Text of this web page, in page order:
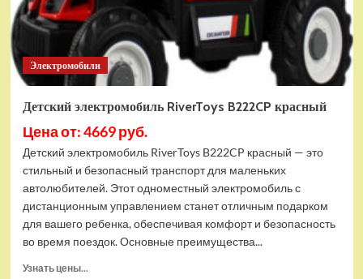
Электромобили
Детский электромобиль RiverToys B222CP красный
Цена от: 4669 руб.
Детский электромобиль RiverToys B222CP красный — это
стильный и безопасный транспорт для маленьких
автолюбителей. Этот одноместный электромобиль с
дистанционным управлением станет отличным подарком
для вашего ребенка, обеспечивая комфорт и безопасность
во время поездок. Основные преимущества...
Узнать цены...